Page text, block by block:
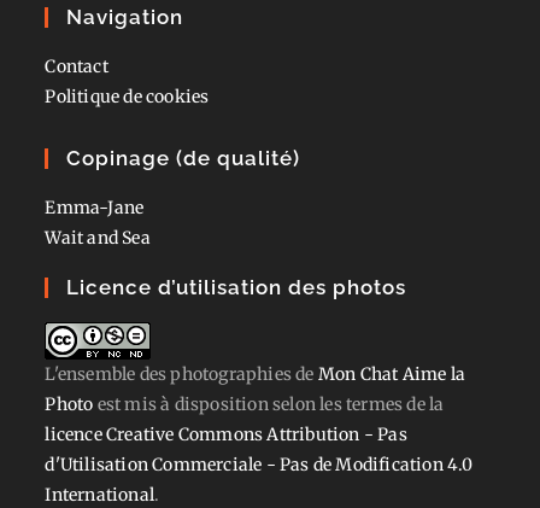
Navigation
Contact
Politique de cookies
Copinage (de qualité)
Emma-Jane
Wait and Sea
Licence d’utilisation des photos
L'ensemble des photographiesde Mon Chat Aime la
Photo est mis à disposition selon les termes de la
licence Creative Commons Attribution - Pas
d'Utilisation Commerciale - Pas de Modification 4.0
International.